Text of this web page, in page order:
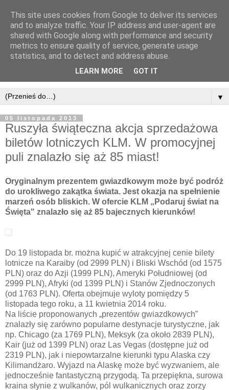
▼
05 listopada 2013
Ruszyła świąteczna akcja sprzedażowa
biletów lotniczych KLM. W promocyjnej
puli znalazło się aż 85 miast!
Oryginalnym prezentem gwiazdkowym może być podróż
do urokliwego zakątka świata. Jest okazja na spełnienie
marzeń osób bliskich. W ofercie KLM „Podaruj świat na
Święta" znalazło się aż 85 bajecznych kierunków!
Do 19 listopada br. można kupić w atrakcyjnej cenie bilety
lotnicze na Karaiby (od 2999 PLN) i Bliski Wschód (od 1575
PLN) oraz do Azji (1999 PLN), Ameryki Południowej (od
2999 PLN), Afryki (od 1399 PLN) i Stanów Zjednoczonych
(od 1763 PLN). Oferta obejmuje wyloty pomiędzy 5
listopada tego roku, a 11 kwietnia 2014 roku.
Na liście proponowanych „prezentów gwiazdkowych”
znalazły się zarówno popularne destynacje turystyczne, jak
np. Chicago (za 1769 PLN), Meksyk (za około 2839 PLN),
Kair (już od 1399 PLN) oraz Las Vegas (dostępne już od
2319 PLN), jak i niepowtarzalne kierunki typu Alaska czy
Kilimandżaro. Wyjazd na Alaskę może być wyzwaniem, ale
jednocześnie fantastyczną przygodą. Ta przepiękna, surowa
kraina słynie z wulkanów, pól wulkanicznych oraz zorzy
This site uses cookies from Google to deliver its services
and to analyze traffic. Your IP address and user-agent are
shared with Google along with performance and security
metrics to ensure quality of service, generate usage
statistics, and to detect and address abuse.
LEARN MORE GOT IT